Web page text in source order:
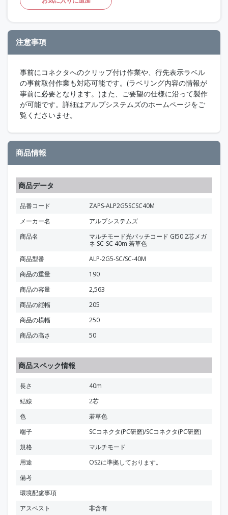
注意事項
事前にコネクタへのクリップ付け作業や、行先表示ラベル
の事前取付作業も対応可能です。(ラベリング内容の情報が
事前に必要となります。)また、ご要望の仕様に沿って製作
が可能です。詳細はアルプシステムズのホームページをご
覧くださいませ。
商品情報
商品データ
品番コード
ZAPS-ALP2G5SCSC40M
メーカー名
アルプシステムズ
商品名
マルチモード光パッチコード GI50 2芯メガ
ネ SC-SC 40m 若草色
商品型番
ALP-2G5-SC/SC-40M
商品の重量
190
商品の容量
2,563
商品の縦幅
205
商品の横幅
250
商品の高さ
50
商品スペック情報
長さ
40m
結線
2芯
色
若草色
端子
SCコネクタ(PC研磨)/SCコネクタ(PC研磨)
規格
マルチモード
用途
OS2に準拠しております。
備考
環境配慮事項
アスベスト
非含有